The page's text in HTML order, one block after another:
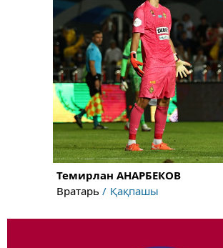
Темирлан АНАРБЕКОВ
Вратарь
Қақпашы